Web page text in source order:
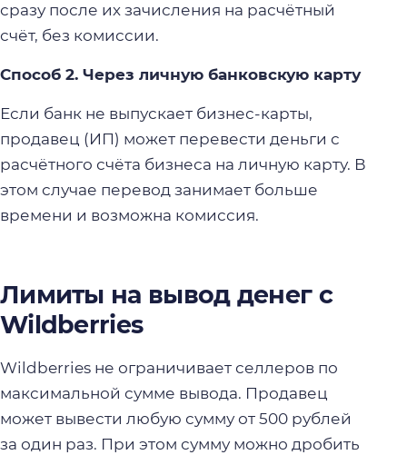
сразу после их зачисления на расчётный
счёт, без комиссии.
Способ 2. Через личную банковскую карту
Если банк не выпускает бизнес-карты,
продавец (ИП) может перевести деньги с
расчётного счёта бизнеса на личную карту. В
этом случае перевод занимает больше
времени и возможна комиссия.
Лимиты на вывод денег с
Wildberries
Wildberries не ограничивает селлеров по
максимальной сумме вывода. Продавец
может вывести любую сумму от 500 рублей
за один раз. При этом сумму можно дробить